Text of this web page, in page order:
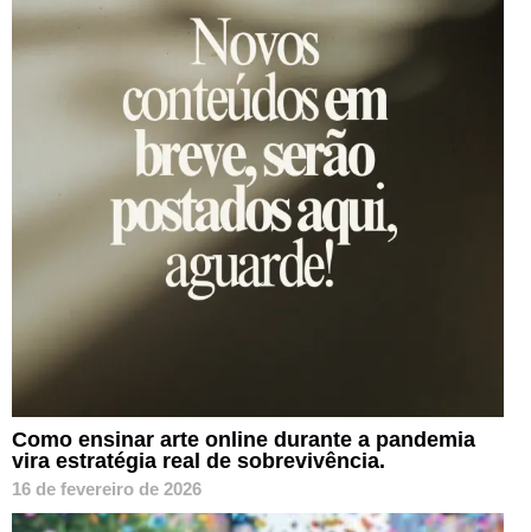
Como ensinar arte online durante a pandemia
vira estratégia real de sobrevivência.
16 de fevereiro de 2026